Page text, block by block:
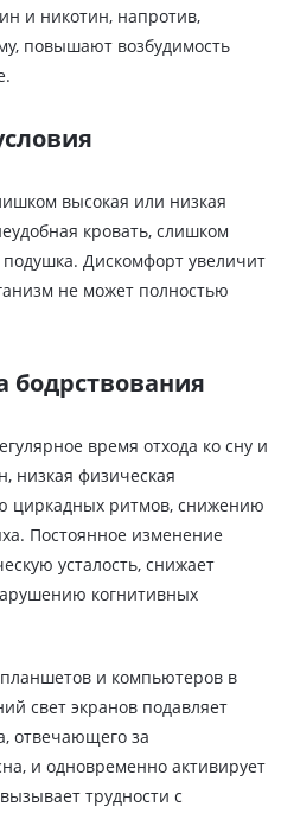
и никотин, напротив,
повышают возбудимость
высокая или низкая
кровать, слишком
Дискомфорт увеличит
не может полностью
время отхода ко сну и
низкая физическая
циркадных ритмов, снижению
Постоянное изменение
усталость, снижает
когнитивных
и компьютеров в
свет экранов подавляет
отвечающего за
и одновременно активирует
трудности с